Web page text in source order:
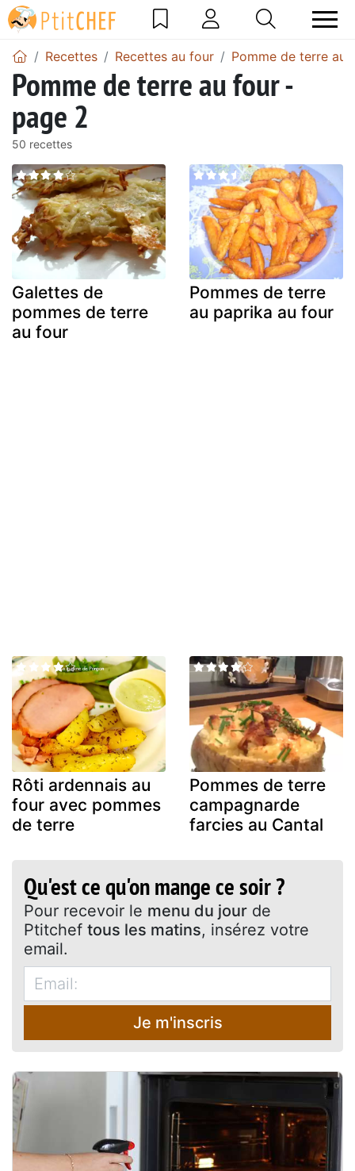
Recettes Recettes au four Pomme de terre au
Pomme de terre au four -
page 2
50 recettes
Galettes de
pommes de terre
au four
Pommes de terre
au paprika au four
Rôti ardennais au
four avec pommes
de terre
Pommes de terre
campagnarde
farcies au Cantal
Qu'est ce qu'on mange ce soir ?
Pour recevoir le menu du jour de
Ptitchef tous les matins, insérez votre
email.
Je m'inscris